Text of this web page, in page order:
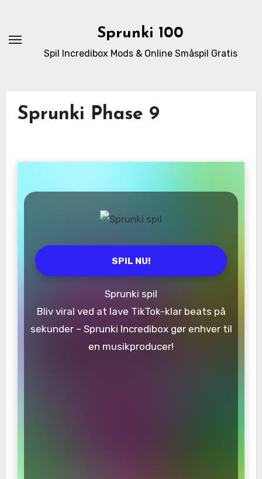
content
Sprunki 100
Spil Incredibox Mods & Online Småspil Gratis
Sprunki Phase 9
SPIL NU!
Sprunki spil
Bliv viral ved at lave TikTok-klar beats på
sekunder – Sprunki Incredibox gør enhver til
en musikproducer!